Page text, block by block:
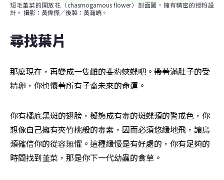
短毛堇菜的開放花（chasmogamous flower）剖面圖，擁有精密的授粉設
計。 攝影：黃偉傑／後製：黃瀚嶢。
尋找葉片
那麼現在，再變成一隻雌的斐豹蛺蝶吧。帶著滿肚子的受
精卵，你也懷著所有子裔未來的命運。
你有橘底黑斑的翅膀，擬態成有毒的斑蝶類的警戒色，你
想像自己擁有夾竹桃般的毒素，因而必須悠緩地飛，讓鳥
類確信你的從容無懼。這種緩慢是有好處的，你有足夠的
時間找到堇菜，那是你下一代幼蟲的食草。